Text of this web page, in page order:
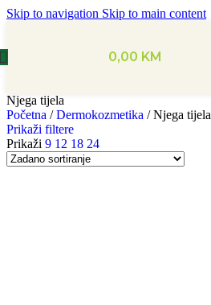
Skip to navigation Skip to main content
0,00 KM
Njega tijela
Početna / Dermokozmetika / Njega tijela
Prikaži filtere
Prikaži 9 12 18 24